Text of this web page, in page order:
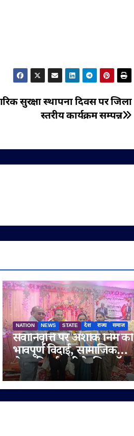
सुरक्षा स्थापना दिवस पर जिला
स्तरीय कार्यक्रम सम्पन्न
NATION NEWS STATE देश राज्य समाज
सेवानिवृत्ति पर अशोक निम को
भावपूर्ण विदाई, सामाजिक
सेवा की नई पारी के लिए डॉ.
बी.आर. अंबेडकर सम्मान से
नवाजा